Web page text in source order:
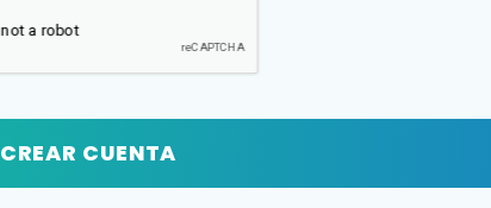
CREAR CUENTA